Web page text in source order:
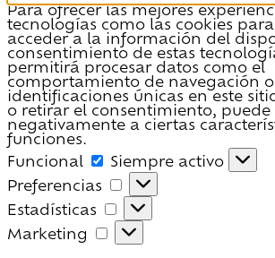
Para ofrecer las mejores
tecnologías como las cookies
acceder a la información del
consentimiento de estas
permitirá procesar datos como el
comportamiento de navegación o
identificaciones únicas en este
o retirar el consentimiento, puede
negativamente a ciertas
funciones.
Funcional
Funcional
Siempre activo
Preferencias
Preferencias
Estadísticas
Estadísticas
Marketing
Marketing